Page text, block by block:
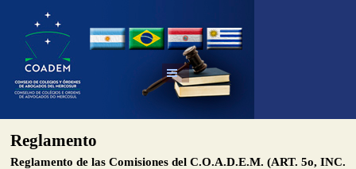
Reglamento
Reglamento de las Comisiones del C.O.A.D.E.M. (ART. 5o, INC.